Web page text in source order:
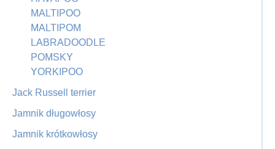
MALTIPOO
MALTIPOM
LABRADOODLE
POMSKY
YORKIPOO
Jack Russell terrier
Jamnik długowłosy
Jamnik krótkowłosy